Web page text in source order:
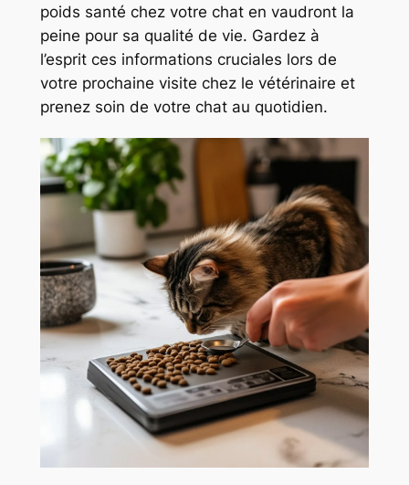
poids santé chez votre chat en vaudront la
peine pour sa qualité de vie. Gardez à
l’esprit ces informations cruciales lors de
votre prochaine visite chez le vétérinaire et
prenez soin de votre chat au quotidien.